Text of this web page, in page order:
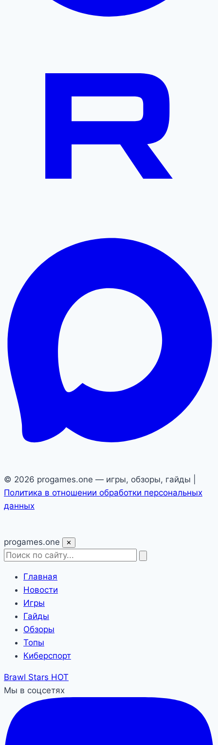
© 2026 progames.one — игры, обзоры, гайды |
Политика в отношении обработки персональных
данных
progames.one ✕
Главная
Новости
Игры
Гайды
Обзоры
Топы
Киберспорт
Brawl Stars HOT
Мы в соцсетях